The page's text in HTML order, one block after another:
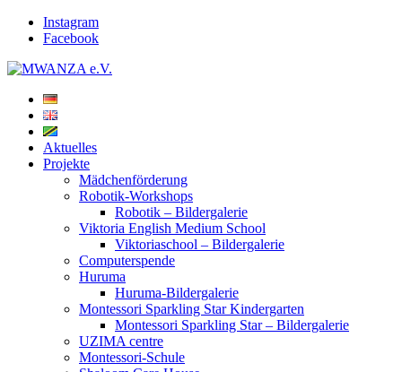
Instagram
Facebook
Aktuelles
Projekte
Mädchenförderung
Robotik-Workshops
Robotik – Bildergalerie
Viktoria English Medium School
Viktoriaschool – Bildergalerie
Computerspende
Huruma
Huruma-Bildergalerie
Montessori Sparkling Star Kindergarten
Montessori Sparkling Star – Bildergalerie
UZIMA centre
Montessori-Schule